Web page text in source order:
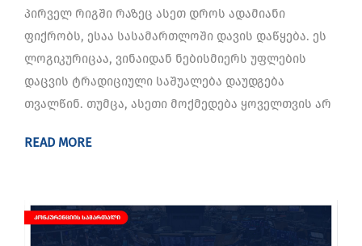
პირველ რიგში რაზეც ასეთ დროს ადამიანი
ფიქრობს, ესაა სასამართლოში დავის დაწყება. ეს
ლოგიკურიცაა, ვინაიდან ნებისმიერს უფლების
დაცვის ტრადიციული საშუალება დაუდგება
თვალწინ. თუმცა, ასეთი მოქმედება ყოველთვის არ
READ MORE